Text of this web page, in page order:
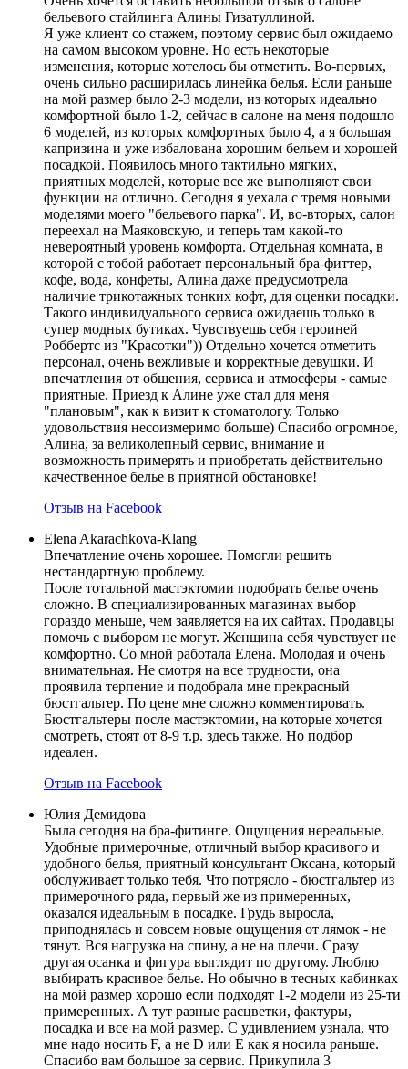
бельевого стайлинга Алины Гизатуллиной.
Я уже клиент со стажем, поэтому сервис был ожидаемо
на самом высоком уровне. Но есть некоторые
изменения, которые хотелось бы отметить. Во-первых,
очень сильно расширилась линейка белья. Если раньше
на мой размер было 2-3 модели, из которых идеально
комфортной было 1-2, сейчас в салоне на меня подошло
6 моделей, из которых комфортных было 4, а я большая
капризина и уже избалована хорошим бельем и хорошей
посадкой. Появилось много тактильно мягких,
приятных моделей, которые все же выполняют свои
функции на отлично. Сегодня я уехала с тремя новыми
моделями моего "бельевого парка". И, во-вторых, салон
переехал на Маяковскую, и теперь там какой-то
невероятный уровень комфорта. Отдельная комната, в
которой с тобой работает персональный бра-фиттер,
кофе, вода, конфеты, Алина даже предусмотрела
наличие трикотажных тонких кофт, для оценки посадки.
Такого индивидуального сервиса ожидаешь только в
супер модных бутиках. Чувствуешь себя героиней
Роббертс из "Красотки")) Отдельно хочется отметить
персонал, очень вежливые и корректные девушки. И
впечатления от общения, сервиса и атмосферы - самые
приятные. Приезд к Алине уже стал для меня
"плановым", как к визит к стоматологу. Только
удовольствия несоизмеримо больше) Спасибо огромное,
Алина, за великолепный сервис, внимание и
возможность примерять и приобретать действительно
качественное белье в приятной обстановке!
Отзыв на Facebook
Elena Akarachkova-Klang
Впечатление очень хорошее. Помогли решить
нестандартную проблему.
После тотальной мастэктомии подобрать белье очень
сложно. В специализированных магазинах выбор
гораздо меньше, чем заявляется на их сайтах. Продавцы
помочь с выбором не могут. Женщина себя чувствует не
комфортно. Со мной работала Елена. Молодая и очень
внимательная. Не смотря на все трудности, она
проявила терпение и подобрала мне прекрасный
бюстгальтер. По цене мне сложно комментировать.
Бюстгальтеры после мастэктомии, на которые хочется
смотреть, стоят от 8-9 т.р. здесь также. Но подбор
идеален.
Отзыв на Facebook
Юлия Демидова
Была сегодня на бра-фитинге. Ощущения нереальные.
Удобные примерочные, отличный выбор красивого и
удобного белья, приятный консультант Оксана, который
обслуживает только тебя. Что потрясло - бюстгальтер из
примерочного ряда, первый же из примеренных,
оказался идеальным в посадке. Грудь выросла,
приподнялась и совсем новые ощущения от лямок - не
тянут. Вся нагрузка на спину, а не на плечи. Сразу
другая осанка и фигура выглядит по другому. Люблю
выбирать красивое белье. Но обычно в тесных кабинках
на мой размер хорошо если подходят 1-2 модели из 25-ти
примеренных. А тут разные расцветки, фактуры,
посадка и все на мой размер. С удивлением узнала, что
мне надо носить F, а не D или E как я носила раньше.
Спасибо вам большое за сервис. Прикупила 3